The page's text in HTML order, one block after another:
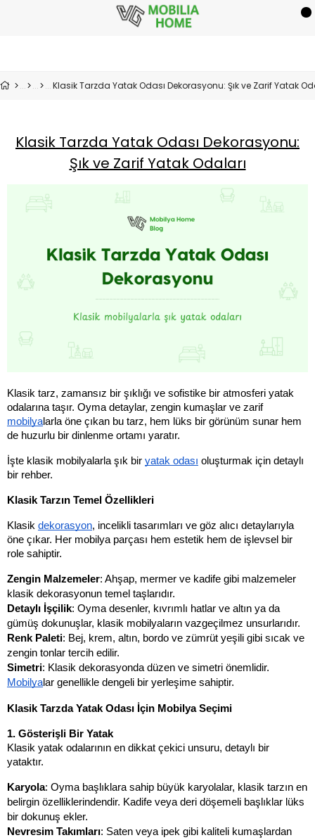
Klasik Tarzda Yatak Odası Dekorasyonu: Şık ve Zarif Yatak
Klasik Tarzda Yatak Odası Dekorasyonu:
Şık ve Zarif Yatak Odaları
Klasik tarz, zamansız bir şıklığı ve sofistike bir atmosferi yatak
odalarına taşır. Oyma detaylar, zengin kumaşlar ve zarif
mobilyalarla öne çıkan bu tarz, hem lüks bir görünüm sunar hem
de huzurlu bir dinlenme ortamı yaratır.
İşte klasik mobilyalarla şık bir yatak odası oluşturmak için detaylı
bir rehber.
Klasik Tarzın Temel Özellikleri
Klasik dekorasyon, incelikli tasarımları ve göz alıcı detaylarıyla
öne çıkar. Her mobilya parçası hem estetik hem de işlevsel bir
role sahiptir.
Zengin Malzemeler: Ahşap, mermer ve kadife gibi malzemeler
klasik dekorasyonun temel taşlarıdır.
Detaylı İşçilik: Oyma desenler, kıvrımlı hatlar ve altın ya da
gümüş dokunuşlar, klasik mobilyaların vazgeçilmez unsurlarıdır.
Renk Paleti: Bej, krem, altın, bordo ve zümrüt yeşili gibi sıcak ve
zengin tonlar tercih edilir.
Simetri
Mobilyalar genellikle dengeli bir yerleşime sahiptir.
Klasik Tarzda Yatak Odası İçin Mobilya Seçimi
1. Gösterişli Bir Yatak
Klasik yatak odalarının en dikkat çekici unsuru, detaylı bir
yataktır.
Karyola: Oyma başlıklara sahip büyük karyolalar, klasik tarzın en
belirgin özelliklerindendir. Kadife veya deri döşemeli başlıklar lüks
bir dokunuş ekler.
Nevresim Takımları: Saten veya ipek gibi kaliteli kumaşlardan